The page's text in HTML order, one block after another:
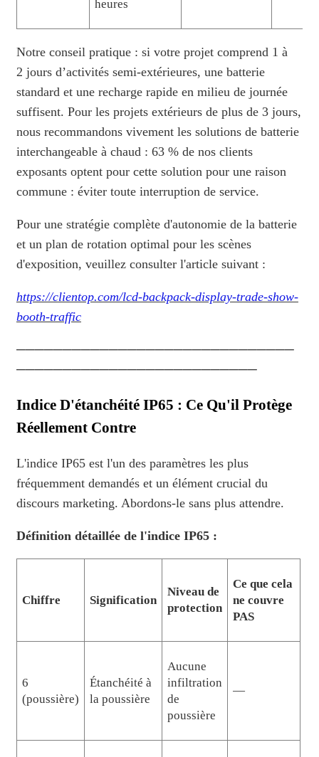
heures
Notre conseil pratique : si votre projet comprend 1 à
2 jours d’activités semi-extérieures, une batterie
standard et une recharge rapide en milieu de journée
suffisent. Pour les projets extérieurs de plus de 3 jours,
nous recommandons vivement les solutions de batterie
interchangeable à chaud : 63 % de nos clients
exposants optent pour cette solution pour une raison
commune : éviter toute interruption de service.
Pour une stratégie complète d'autonomie de la batterie
et un plan de rotation optimal pour les scènes
d'exposition, veuillez consulter l'article suivant :
https://clientop.com/lcd-backpack-display-trade-show-
booth-traffic
──────────────────────────────
──────────────────────────
Indice D'étanchéité IP65 : Ce Qu'il Protège
Réellement Contre
L'indice IP65 est l'un des paramètres les plus
fréquemment demandés et un élément crucial du
discours marketing. Abordons-le sans plus attendre.
Définition détaillée de l'indice IP65 :
Chiffre Signification
Niveau de
protection
Ce que cela
ne couvre
PAS
6
(poussière)
Étanchéité à
la poussière
Aucune
infiltration
de
poussière
—